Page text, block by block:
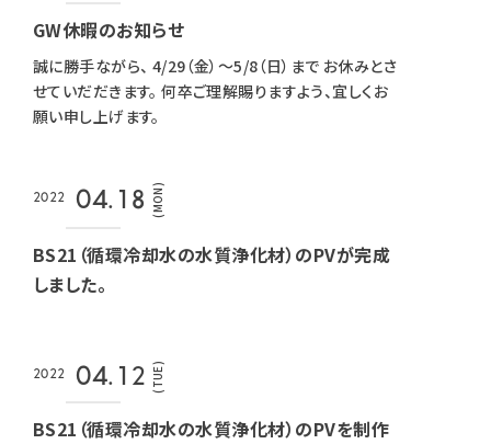
GW休暇のお知らせ
誠に勝手ながら、 4/29（金）～5/8（日）まで お休みとさ
せていだだきます。 何卒ご理解賜りますよう、宜しくお
願い申し上げます。
2022 04.18 (MON)
BS21（循環冷却水の水質浄化材）のPVが完成
しました。
2022 04.12 (TUE)
BS21（循環冷却水の水質浄化材）のPVを制作